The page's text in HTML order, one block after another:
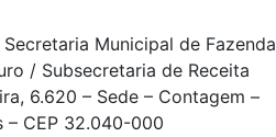
Municipal de Fazenda
/ Subsecretaria de Receita
6.620 – Sede – Contagem –
– CEP 32.040-000